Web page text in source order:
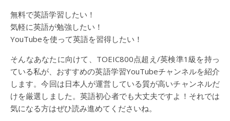
無料で英語学習したい！
気軽に英語が勉強したい！
YouTubeを使って英語を習得したい！
そんなあなたに向けて、TOEIC800点超え/英検準1級を持っ
ている私が、おすすめの英語学習YouTubeチャンネルを紹介
します。今回は日本人が運営している質が高いチャンネルだ
けを厳選しました。英語初心者でも大丈夫ですよ！それでは
気になる方はぜひ読み進めてくださいね。